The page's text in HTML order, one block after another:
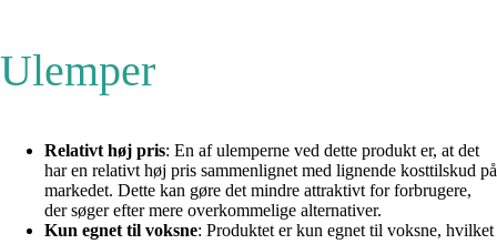
Ulemper
Relativt høj pris: En af ulemperne ved dette produkt er, at det
har en relativt høj pris sammenlignet med lignende kosttilskud på
markedet. Dette kan gøre det mindre attraktivt for forbrugere,
der søger efter mere overkommelige alternativer.
Kun egnet til voksne: Produktet er kun egnet til voksne, hvilket